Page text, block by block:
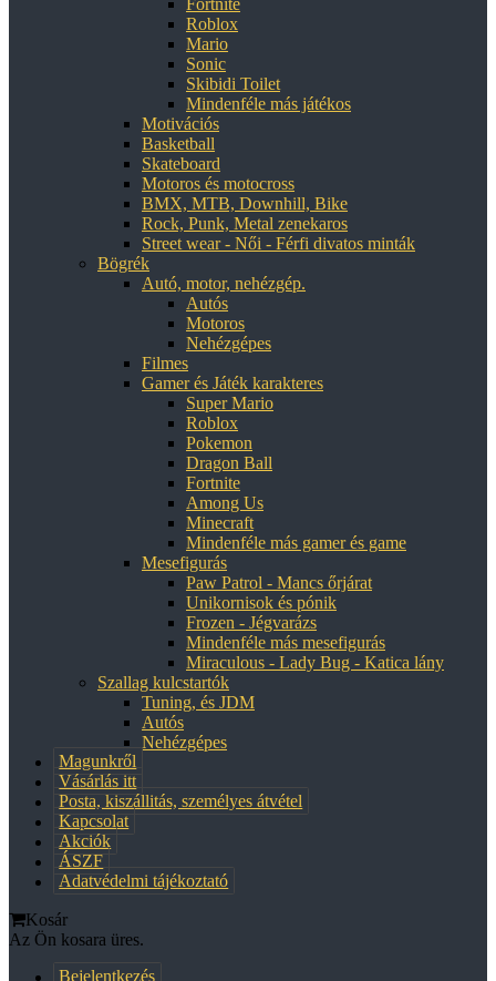
Roblox
Mario
Sonic
Skibidi Toilet
Mindenféle más játékos
Motivációs
Basketball
Skateboard
Motoros és motocross
BMX, MTB, Downhill, Bike
Rock, Punk, Metal zenekaros
Street wear - Női - Férfi divatos minták
Bögrék
Autó, motor, nehézgép.
Autós
Motoros
Nehézgépes
Filmes
Gamer és Játék karakteres
Super Mario
Roblox
Pokemon
Dragon Ball
Fortnite
Among Us
Minecraft
Mindenféle más gamer és game
Mesefigurás
Paw Patrol - Mancs őrjárat
Unikornisok és pónik
Frozen - Jégvarázs
Mindenféle más mesefigurás
Miraculous - Lady Bug - Katica lány
Szallag kulcstartók
Tuning, és JDM
Autós
Nehézgépes
Magunkről
Vásárlás itt
Posta, kiszállitás, személyes átvétel
Kapcsolat
Akciók
ÁSZF
Adatvédelmi tájékoztató
Kosár
Az Ön kosara üres.
Bejelentkezés